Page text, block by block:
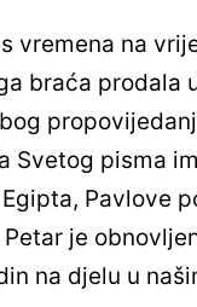
vremena na
braća prodala
Svetog pisma
Pavlove
je
na djelu u